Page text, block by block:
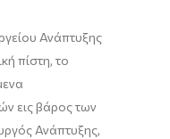
Ανάπτυξης
πίστη, το
εις βάρος των
Ανάπτυξης,